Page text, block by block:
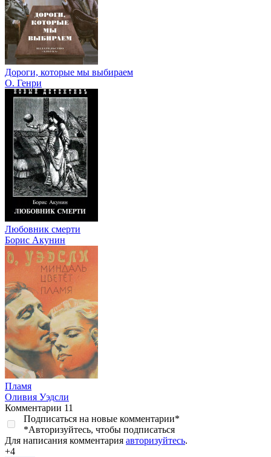
Дороги, которые мы выбираем
О. Генри
Любовник смерти
Борис Акунин
Пламя
Оливия Уэдсли
Комментарии 11
Подписаться на новые комментарии*
*Авторизуйтесь, чтобы подписаться
Для написания комментария авторизуйтесь.
+4